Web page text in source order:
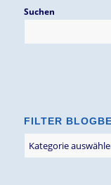
Suchen
FILTER
Blogbeiträge